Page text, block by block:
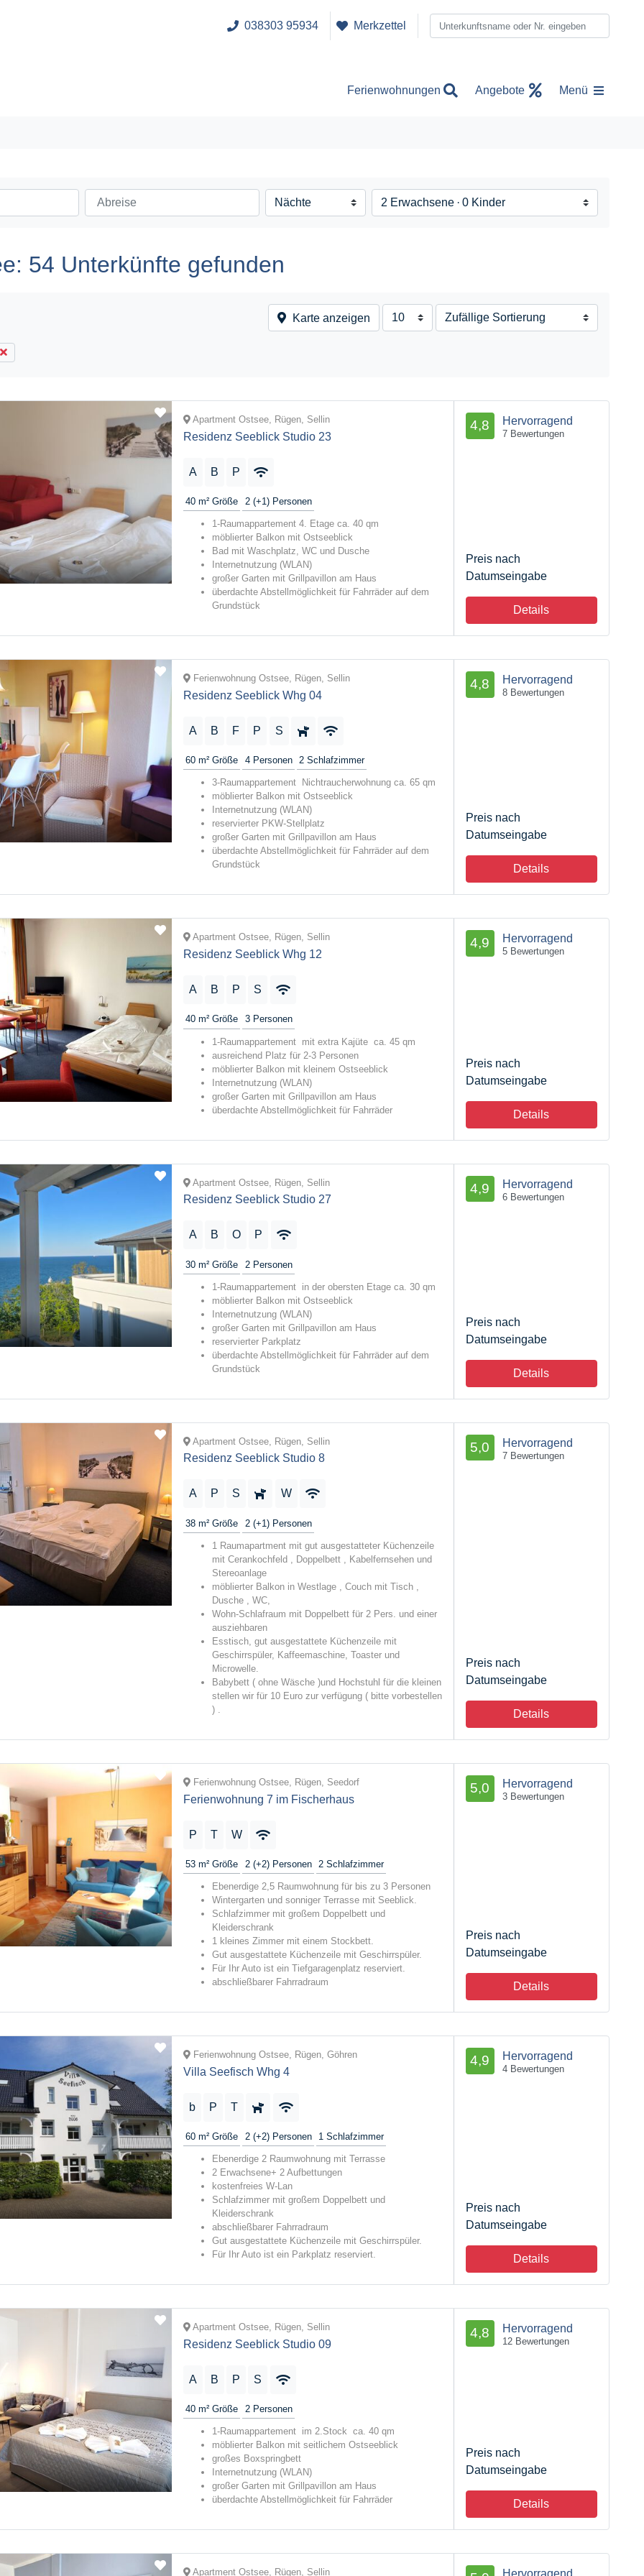
038303 95934 Merkzettel
Ferienwohnungen Angebote Menü
2 Erwachsene 0 Kinder
54 Unterkünfte gefunden
Karte anzeigen
Apartment Ostsee, Rügen, Sellin
Residenz Seeblick Studio 23
A B P
40 m² Größe 2 (+1) Personen
1-Raumappartement 4. Etage ca. 40 qm
möblierter Balkon mit Ostseeblick
Bad mit Waschplatz, WC und Dusche
Internetnutzung (WLAN)
großer Garten mit Grillpavillon am Haus
überdachte Abstellmöglichkeit für Fahrräder auf dem
Grundstück
Preis nach
Datumseingabe
Hervorragend
4,8
7 Bewertungen
Details
Ferienwohnung Ostsee, Rügen, Sellin
Residenz Seeblick Whg 04
A B F P S
60 m² Größe 4 Personen 2 Schlafzimmer
3-Raumappartement Nichtraucherwohnung ca. 65 qm
möblierter Balkon mit Ostseeblick
Internetnutzung (WLAN)
reservierter PKW-Stellplatz
großer Garten mit Grillpavillon am Haus
überdachte Abstellmöglichkeit für Fahrräder auf dem
Grundstück
Preis nach
Datumseingabe
Hervorragend
4,8
8 Bewertungen
Details
Apartment Ostsee, Rügen, Sellin
Residenz Seeblick Whg 12
A B P S
40 m² Größe 3 Personen
1-Raumappartement mit extra Kajüte ca. 45 qm
ausreichend Platz für 2-3 Personen
möblierter Balkon mit kleinem Ostseeblick
Internetnutzung (WLAN)
großer Garten mit Grillpavillon am Haus
überdachte Abstellmöglichkeit für Fahrräder
Preis nach
Datumseingabe
Hervorragend
4,9
5 Bewertungen
Details
Apartment Ostsee, Rügen, Sellin
Residenz Seeblick Studio 27
A B O P
30 m² Größe 2 Personen
1-Raumappartement in der obersten Etage ca. 30 qm
möblierter Balkon mit Ostseeblick
Internetnutzung (WLAN)
großer Garten mit Grillpavillon am Haus
reservierter Parkplatz
überdachte Abstellmöglichkeit für Fahrräder auf dem
Grundstück
Preis nach
Datumseingabe
Hervorragend
4,9
6 Bewertungen
Details
Apartment Ostsee, Rügen, Sellin
Residenz Seeblick Studio 8
A P S W
38 m² Größe 2 (+1) Personen
1 Raumapartment mit gut ausgestatteter Küchenzeile
mit Cerankochfeld , Doppelbett , Kabelfernsehen und
Stereoanlage
möblierter Balkon in Westlage , Couch mit Tisch ,
Dusche , WC,
Wohn-Schlafraum mit Doppelbett für 2 Pers. und einer
ausziehbaren
Esstisch, gut ausgestattete Küchenzeile mit
Geschirrspüler, Kaffeemaschine, Toaster und
Microwelle.
Babybett ( ohne Wäsche )und Hochstuhl für die kleinen
stellen wir für 10 Euro zur verfügung ( bitte vorbestellen
) .
Preis nach
Datumseingabe
Hervorragend
5,0
7 Bewertungen
Details
Ferienwohnung Ostsee, Rügen, Seedorf
Ferienwohnung 7 im Fischerhaus
P T W
53 m² Größe 2 (+2) Personen 2 Schlafzimmer
Ebenerdige 2,5 Raumwohnung für bis zu 3 Personen
Wintergarten und sonniger Terrasse mit Seeblick.
Schlafzimmer mit großem Doppelbett und
Kleiderschrank
1 kleines Zimmer mit einem Stockbett.
Gut ausgestattete Küchenzeile mit Geschirrspüler.
Für Ihr Auto ist ein Tiefgaragenplatz reserviert.
abschließbarer Fahrradraum
Preis nach
Datumseingabe
Hervorragend
5,0
3 Bewertungen
Details
Ferienwohnung Ostsee, Rügen, Göhren
Villa Seefisch Whg 4
b P T
60 m² Größe 2 (+2) Personen 1 Schlafzimmer
Ebenerdige 2 Raumwohnung mit Terrasse
2 Erwachsene+ 2 Aufbettungen
kostenfreies W-Lan
Schlafzimmer mit großem Doppelbett und
Kleiderschrank
abschließbarer Fahrradraum
Gut ausgestattete Küchenzeile mit Geschirrspüler.
Für Ihr Auto ist ein Parkplatz reserviert.
Preis nach
Datumseingabe
Hervorragend
4,9
4 Bewertungen
Details
Apartment Ostsee, Rügen, Sellin
Residenz Seeblick Studio 09
A B P S
40 m² Größe 2 Personen
1-Raumappartement im 2.Stock ca. 40 qm
möblierter Balkon mit seitlichem Ostseeblick
großes Boxspringbett
Internetnutzung (WLAN)
großer Garten mit Grillpavillon am Haus
überdachte Abstellmöglichkeit für Fahrräder
Preis nach
Datumseingabe
Hervorragend
4,8
12 Bewertungen
Details
Apartment Ostsee, Rügen, Sellin